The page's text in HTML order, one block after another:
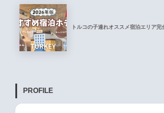
トルコの子連れオススメ宿泊エリア完
PROFILE